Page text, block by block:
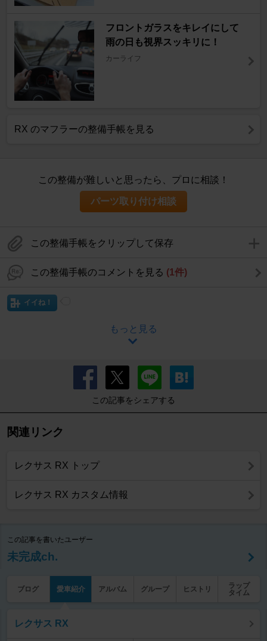
フロントガラスをキレイにして
雨の日も視界スッキリに！
カーライフ
RX のマフラーの整備手帳を見る
この整備が難しいと思ったら、プロに相談！
パーツ取り付け相談
この整備手帳をクリップして保存
この整備手帳のコメントを見る (1件)
イイね！
もっと見る
この記事をシェアする
関連リンク
レクサス RX トップ
レクサス RX カスタム情報
この記事を書いたユーザー
未完成ch.
ブログ 愛車紹介 アルバム グループ ヒストリ
ラップ
タイム
レクサス RX